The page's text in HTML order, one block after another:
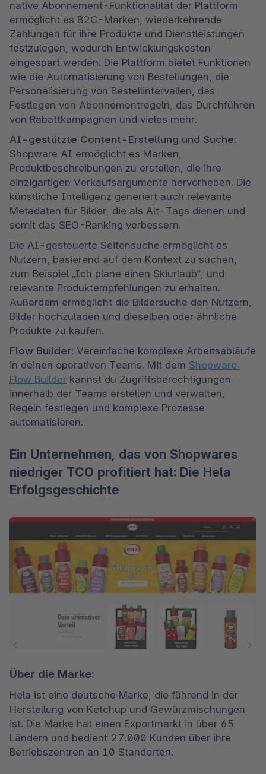
native Abonnement-Funktionalität der Plattform
ermöglicht es B2C-Marken, wiederkehrende
Zahlungen für ihre Produkte und Dienstleistungen
festzulegen, wodurch Entwicklungskosten
eingespart werden. Die Plattform bietet Funktionen
wie die Automatisierung von Bestellungen, die
Personalisierung von Bestellintervallen, das
Festlegen von Abonnementregeln, das Durchführen
von Rabattkampagnen und vieles mehr.
AI-gestützte Content-Erstellung und Suche:
Shopware AI ermöglicht es Marken,
Produktbeschreibungen zu erstellen, die ihre
einzigartigen Verkaufsargumente hervorheben. Die
künstliche Intelligenz generiert auch relevante
Metadaten für Bilder, die als Alt-Tags dienen und
somit das SEO-Ranking verbessern.
Die AI-gesteuerte Seitensuche ermöglicht es
Nutzern, basierend auf dem Kontext zu suchen,
zum Beispiel „Ich plane einen Skiurlaub“, und
relevante Produktempfehlungen zu erhalten.
Außerdem ermöglicht die Bildersuche den Nutzern,
Bilder hochzuladen und dieselben oder ähnliche
Produkte zu kaufen.
Flow Builder: Vereinfache komplexe Arbeitsabläufe
in deinen operativen Teams. Mit dem Shopware
Flow Builder kannst du Zugriffsberechtigungen
innerhalb der Teams erstellen und verwalten,
Regeln festlegen und komplexe Prozesse
automatisieren.
Ein Unternehmen, das von Shopwares
niedriger TCO profitiert hat: Die Hela
Erfolgsgeschichte
Über die Marke:
Hela ist eine deutsche Marke, die führend in der
Herstellung von Ketchup und Gewürzmischungen
ist. Die Marke hat einen Exportmarkt in über 65
Ländern und bedient 27.000 Kunden über ihre
Betriebszentren an 10 Standorten.